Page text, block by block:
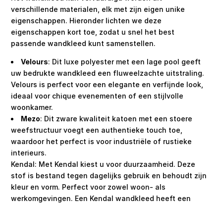
verschillende materialen, elk met zijn eigen unike
eigenschappen. Hieronder lichten we deze
eigenschappen kort toe, zodat u snel het best
passende wandkleed kunt samenstellen.
Velours: Dit luxe polyester met een lage pool geeft
uw bedrukte wandkleed een fluweelzachte uitstraling.
Velours is perfect voor een elegante en verfijnde look,
ideaal voor chique evenementen of een stijlvolle
woonkamer.
Mezo: Dit zware kwaliteit katoen met een stoere
weefstructuur voegt een authentieke touch toe,
waardoor het perfect is voor industriële of rustieke
interieurs.
Kendal: Met Kendal kiest u voor duurzaamheid. Deze
stof is bestand tegen dagelijks gebruik en behoudt zijn
kleur en vorm. Perfect voor zowel woon- als
werkomgevingen. Een Kendal wandkleed heeft een